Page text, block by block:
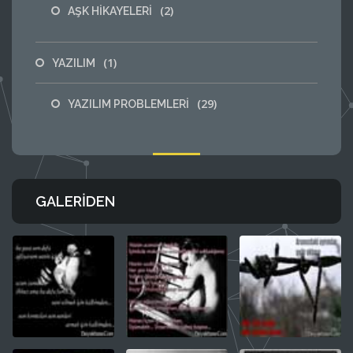
AŞK HİKAYELERİ (2)
YAZILIM (1)
YAZILIM PROBLEMLERİ (29)
GALERIDEN